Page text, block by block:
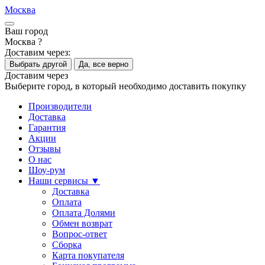
Москва
Ваш город
Москва ?
Доставим через:
Выбрать другой Да, все верно
Доставим через
Выберите город, в который необходимо доставить покупку
Производители
Доставка
Гарантия
Акции
Отзывы
О нас
Шоу-рум
Наши сервисы ▼
Доставка
Оплата
Оплата Долями
Обмен возврат
Вопрос-ответ
Сборка
Карта покупателя